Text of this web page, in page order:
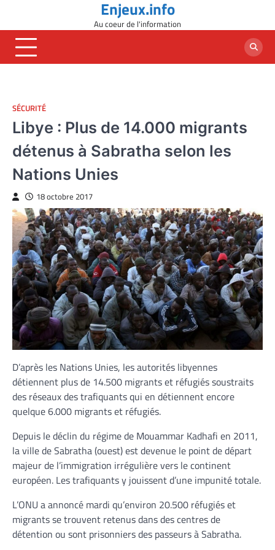
content
Enjeux.info
Au coeur de l'information
SÉCURITÉ
Libye : Plus de 14.000 migrants
détenus à Sabratha selon les
Nations Unies
18 octobre 2017
D’après les Nations Unies, les autorités libyennes
détiennent plus de 14.500 migrants et réfugiés soustraits
des réseaux des trafiquants qui en détiennent encore
quelque 6.000 migrants et réfugiés.
Depuis le déclin du régime de Mouammar Kadhafi en 2011,
la ville de Sabratha (ouest) est devenue le point de départ
majeur de l’immigration irrégulière vers le continent
européen. Les trafiquants y jouissent d’une impunité totale.
L’ONU a annoncé mardi qu’environ 20.500 réfugiés et
migrants se trouvent retenus dans des centres de
détention ou sont prisonniers des passeurs à Sabratha.